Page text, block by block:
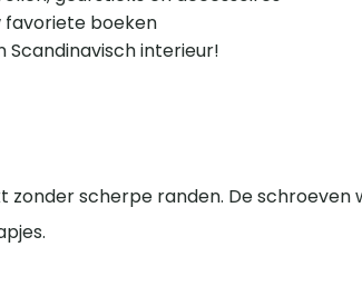
favoriete boeken
Scandinavisch interieur!
zonder scherpe randen. De schroeven